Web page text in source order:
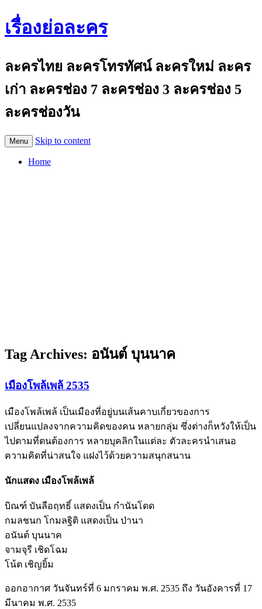
เรื่องย่อละคร
ละครไทย ละครโทรทัศน์ ละครใหม่ ละคร
เก่า ละครช่อง 7 ละครช่อง 3 ละครช่อง 5
ละครช่องวัน
Menu Skip to content
Home
Tag Archives: อนันต์ บุนนาค
เมืองโพล้เพล้ 2535
เมืองโพล้เพล้ เป็นเมืองที่อยู่บนเส้นคาบเกี่ยวของการ
เปลี่ยนแปลงจากความคิดของคน หลายกลุ่ม ซึ่งต่างก็หวังให้เป็น
ไปตามที่ตนต้องการ หลายบุคลิกในแต่ละ ตัวละครนำเสนอ
ความคิดที่น่าสนใจ แฝงไว้ด้วยความสนุกสนาน
นักแสดง เมืองโพล้เพล้
บิณฑ์ บันลือฤทธิ์ แสดงเป็น กำนันโดด
กมลชนก โกมลฐิติ แสดงเป็น ป่านา
อนันต์ บุนนาค
จามจุรี เชิดโฉม
โน้ต เชิญยิ้ม
ออกอากาศ วันจันทร์ที่ 6 มกราคม พ.ศ. 2535 ถึง วันอังคารที่ 17
มีนาคม พ.ศ. 2535